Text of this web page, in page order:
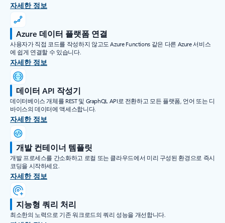
자세한 정보
Azure 데이터 플랫폼 연결
사용자가 직접 코드를 작성하지 않고도 Azure Functions 같은 다른 Azure 서비스
에 쉽게 연결할 수 있습니다.
자세한 정보
데이터 API 작성기
데이터베이스 개체를 REST 및 GraphQL API로 전환하고 모든 플랫폼, 언어 또는 디
바이스의 데이터에 액세스합니다.
자세한 정보
개발 컨테이너 템플릿
개발 프로세스를 간소화하고 로컬 또는 클라우드에서 미리 구성된 환경으로 즉시
코딩을 시작하세요.
자세한 정보
지능형 쿼리 처리
최소한의 노력으로 기존 워크로드의 쿼리 성능을 개선합니다.